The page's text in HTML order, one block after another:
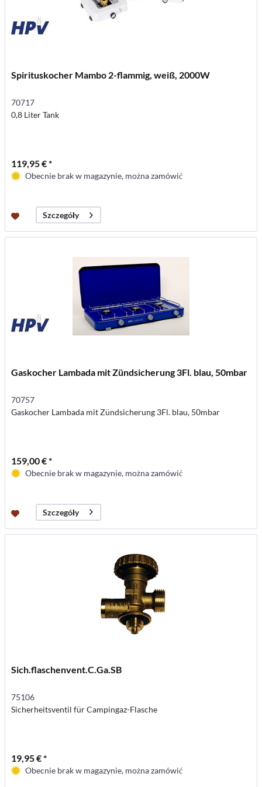
Spirituskocher Mambo 2-flammig, weiß, 2000W
70717
0,8 Liter Tank
119,95 € *
Obecnie brak w magazynie, można zamówić
Szczegóły
Gaskocher Lambada mit Zündsicherung 3Fl. blau, 50mbar
70757
Gaskocher Lambada mit Zündsicherung 3Fl. blau, 50mbar
159,00 € *
Obecnie brak w magazynie, można zamówić
Szczegóły
Sich.flaschenvent.C.Ga.SB
75106
Sicherheitsventil für Campingaz-Flasche
19,95 € *
Obecnie brak w magazynie, można zamówić